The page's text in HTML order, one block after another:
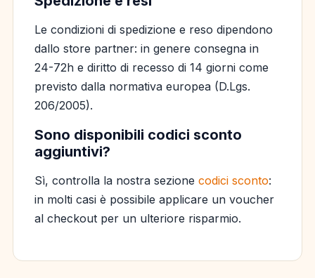
Le condizioni di spedizione e reso dipendono
dallo store partner: in genere consegna in
24-72h e diritto di recesso di 14 giorni come
previsto dalla normativa europea (D.Lgs.
206/2005).
Sono disponibili codici sconto
aggiuntivi?
Sì, controlla la nostra sezione codici sconto:
in molti casi è possibile applicare un voucher
al checkout per un ulteriore risparmio.